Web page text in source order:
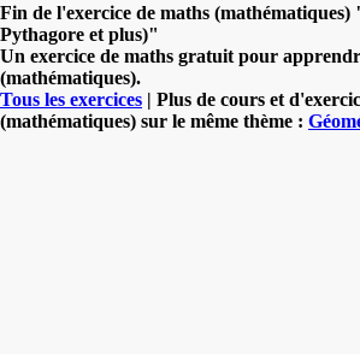
Fin de l'exercice de maths (mathématiques)
Pythagore et plus)"
Un exercice de maths gratuit pour
(mathématiques).
Tous les exercices | Plus de cours et
(mathématiques) sur le même thème :